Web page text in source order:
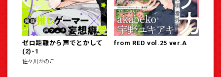
ゼロ距離から声でとかして
(2)-1
佐々川かのこ
from RED vol.25 ver.A